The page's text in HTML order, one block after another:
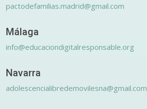
pactodefamilias.madrid@gmail.com
Málaga
info@educaciondigitalresponsable.org
Navarra
adolescencialibredemovilesna@gmail.com